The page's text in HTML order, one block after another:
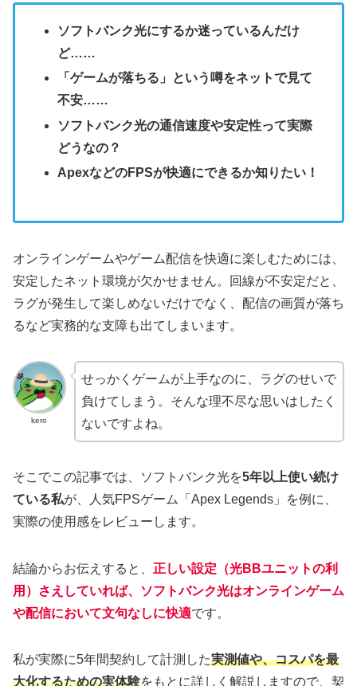
ソフトバンク光にするか迷っているんだけ
ど……
「ゲームが落ちる」という噂をネットで見て
不安……
ソフトバンク光の通信速度や安定性って実際
どうなの？
ApexなどのFPSが快適にできるか知りたい！
オンラインゲームやゲーム配信を快適に楽しむためには、
安定したネット環境が欠かせません。回線が不安定だと、
ラグが発生して楽しめないだけでなく、配信の画質が落ち
るなど実務的な支障も出てしまいます。
kero
せっかくゲームが上手なのに、ラグのせいで
負けてしまう。そんな理不尽な思いはしたく
ないですよね。
そこでこの記事では、ソフトバンク光を5年以上使い続け
ている私が、人気FPSゲーム「Apex Legends」を例に、
実際の使用感をレビューします。
結論からお伝えすると、 正しい設定（光BBユニットの利
用）さえしていれば、ソフトバンク光はオンラインゲーム
や配信において文句なしに快適です。
私が実際に5年間契約して計測した実測値や、コスパを最
大化するための実体験をもとに詳しく解説しますので、契